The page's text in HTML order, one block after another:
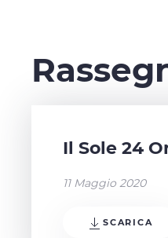
Il Sole 24
11 Maggio 2020
SCARICA